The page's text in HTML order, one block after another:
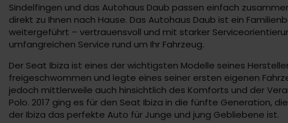
Sindelfingen und das Autohaus Daub passen einfach
direkt zu Ihnen nach Hause. Das Autohaus Daub ist ein
weitergeführt – vertrauensvoll und mit starker
umfangreichen Service rund um Ihr Fahrzeug.
Der Seat Ibiza ist eines der wichtigsten Modelle seines
freigeschwommen und legte eines seiner ersten eigenen
jedoch mittlerweile auch hinsichtlich des Komforts und der
Polo. 2017 ging es für den Seat Ibiza in die fünfte Generation,
der Ibiza das perfekte Auto für Junge und jung Gebliebene ist.